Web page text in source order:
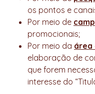
os pontos e
Por meio de
promocionais;
Por meio da área
elaboração de
que forem
interesse do